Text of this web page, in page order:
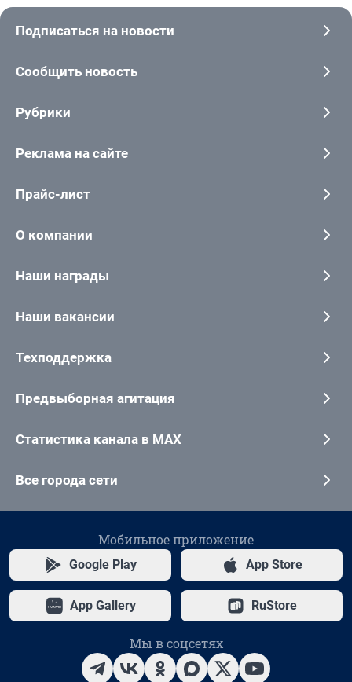
Подписаться на новости
Сообщить новость
Рубрики
Реклама на сайте
Прайс-лист
О компании
Наши награды
Наши вакансии
Техподдержка
Предвыборная агитация
Статистика канала в MAX
Все города сети
Мобильное приложение
Google Play App Store
App Gallery RuStore
Мы в соцсетях